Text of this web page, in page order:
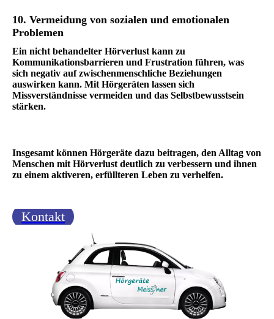
10. Vermeidung von sozialen und emotionalen
Problemen
Ein nicht behandelter Hörverlust kann zu
Kommunikationsbarrieren und Frustration führen, was
sich negativ auf zwischenmenschliche Beziehungen
auswirken kann. Mit Hörgeräten lassen sich
Missverständnisse vermeiden und das Selbstbewusstsein
stärken.
Insgesamt können Hörgeräte dazu beitragen, den Alltag von
Menschen mit Hörverlust deutlich zu verbessern und ihnen
zu einem aktiveren, erfüllteren Leben zu verhelfen.
Kontakt